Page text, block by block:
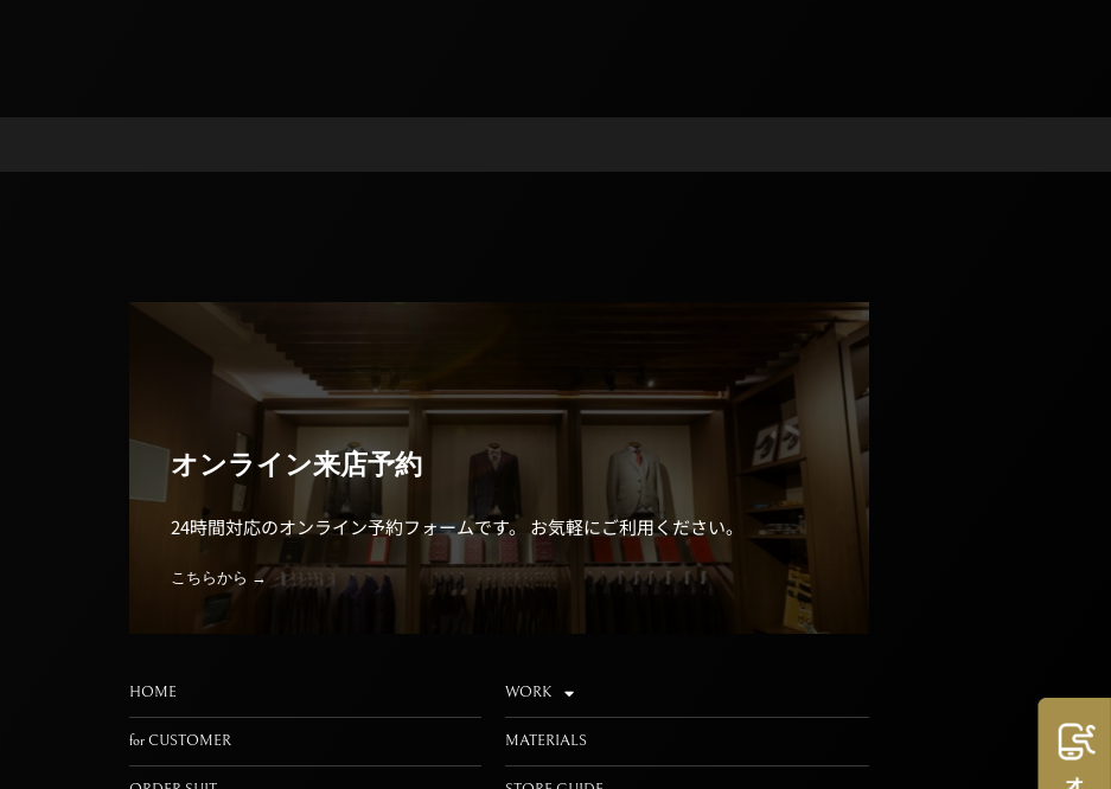
オンライン来店予約
24時間対応のオンライン予約フォームです。 お気軽にご利用ください。
こちらから →
HOME
for CUSTOMER
WORK
MATERIALS